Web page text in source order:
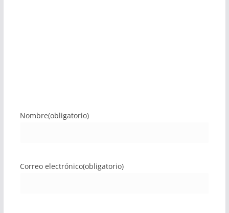
Nombre(obligatorio)
Correo electrónico(obligatorio)